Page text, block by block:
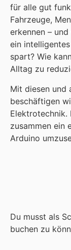
für alle gut
Fahrzeuge,
erkennen –
ein
spart? Wie
Alltag zu
Mit diesen und
beschäftigen
Elektrotechnik.
zusammen ein
Arduino
Du musst als
buchen zu